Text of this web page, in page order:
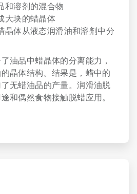
和溶剂的混合物
大块的蜡晶体
晶体从液态润滑油和溶剂中分
油品中蜡晶体的分离能力，
晶体结构。结果是，蜡中的
无蜡油品的产量。润滑油脱
和偶然食物接触脱蜡应用。